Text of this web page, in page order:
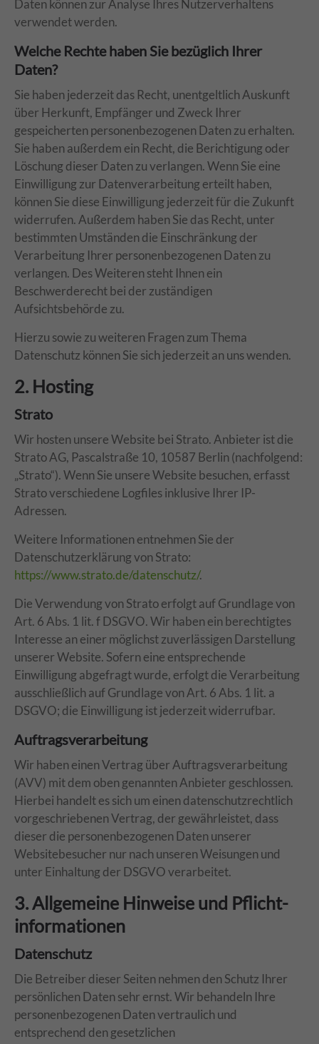
Daten können zur Analyse Ihres Nutzerverhaltens
verwendet werden.
Welche Rechte haben Sie bezüglich Ihrer
Daten?
Sie haben jederzeit das Recht, unentgeltlich Auskunft
über Herkunft, Empfänger und Zweck Ihrer
gespeicherten personenbezogenen Daten zu erhalten.
Sie haben außerdem ein Recht, die Berichtigung oder
Löschung dieser Daten zu verlangen. Wenn Sie eine
Einwilligung zur Datenverarbeitung erteilt haben,
können Sie diese Einwilligung jederzeit für die Zukunft
widerrufen. Außerdem haben Sie das Recht, unter
bestimmten Umständen die Einschränkung der
Verarbeitung Ihrer personenbezogenen Daten zu
verlangen. Des Weiteren steht Ihnen ein
Beschwerderecht bei der zuständigen
Aufsichtsbehörde zu.
Hierzu sowie zu weiteren Fragen zum Thema
Datenschutz können Sie sich jederzeit an uns wenden.
2. Hosting
Strato
Wir hosten unsere Website bei Strato. Anbieter ist die
Strato AG, Pascalstraße 10, 10587 Berlin (nachfolgend:
„Strato“). Wenn Sie unsere Website besuchen, erfasst
Strato verschiedene Logfiles inklusive Ihrer IP-
Adressen.
Weitere Informationen entnehmen Sie der
Datenschutzerklärung von Strato:
https://www.strato.de/datenschutz/.
Die Verwendung von Strato erfolgt auf Grundlage von
Art. 6 Abs. 1 lit. f DSGVO. Wir haben ein berechtigtes
Interesse an einer möglichst zuverlässigen Darstellung
unserer Website. Sofern eine entsprechende
Einwilligung abgefragt wurde, erfolgt die Verarbeitung
ausschließlich auf Grundlage von Art. 6 Abs. 1 lit. a
DSGVO; die Einwilligung ist jederzeit widerrufbar.
Auftragsverarbeitung
Wir haben einen Vertrag über Auftragsverarbeitung
(AVV) mit dem oben genannten Anbieter geschlossen.
Hierbei handelt es sich um einen datenschutzrechtlich
vorgeschriebenen Vertrag, der gewährleistet, dass
dieser die personenbezogenen Daten unserer
Websitebesucher nur nach unseren Weisungen und
unter Einhaltung der DSGVO verarbeitet.
3. Allgemeine Hinweise und Pflicht­
informationen
Datenschutz
Die Betreiber dieser Seiten nehmen den Schutz Ihrer
persönlichen Daten sehr ernst. Wir behandeln Ihre
personenbezogenen Daten vertraulich und
entsprechend den gesetzlichen